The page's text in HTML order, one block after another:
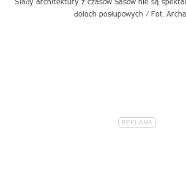
dołach posłupowych / Fot.